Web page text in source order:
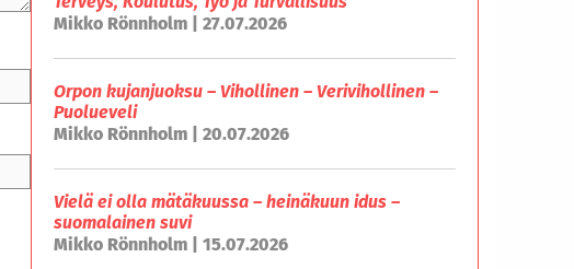
Mikko Rönnholm | 27.07.2026
Orpon kujanjuoksu – Vihollinen – Verivihollinen –
Puolueveli
Mikko Rönnholm | 20.07.2026
Vielä ei olla mätäkuussa – heinäkuun idus –
suomalainen suvi
Mikko Rönnholm | 15.07.2026